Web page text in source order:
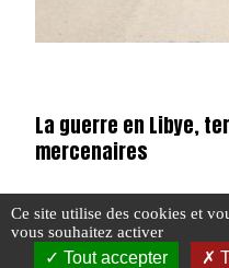
La guerre en Libye,
mercenaires
#LIBYE #N°409
Ce site utilise des cookies et
vous souhaitez activer
Tout accepter